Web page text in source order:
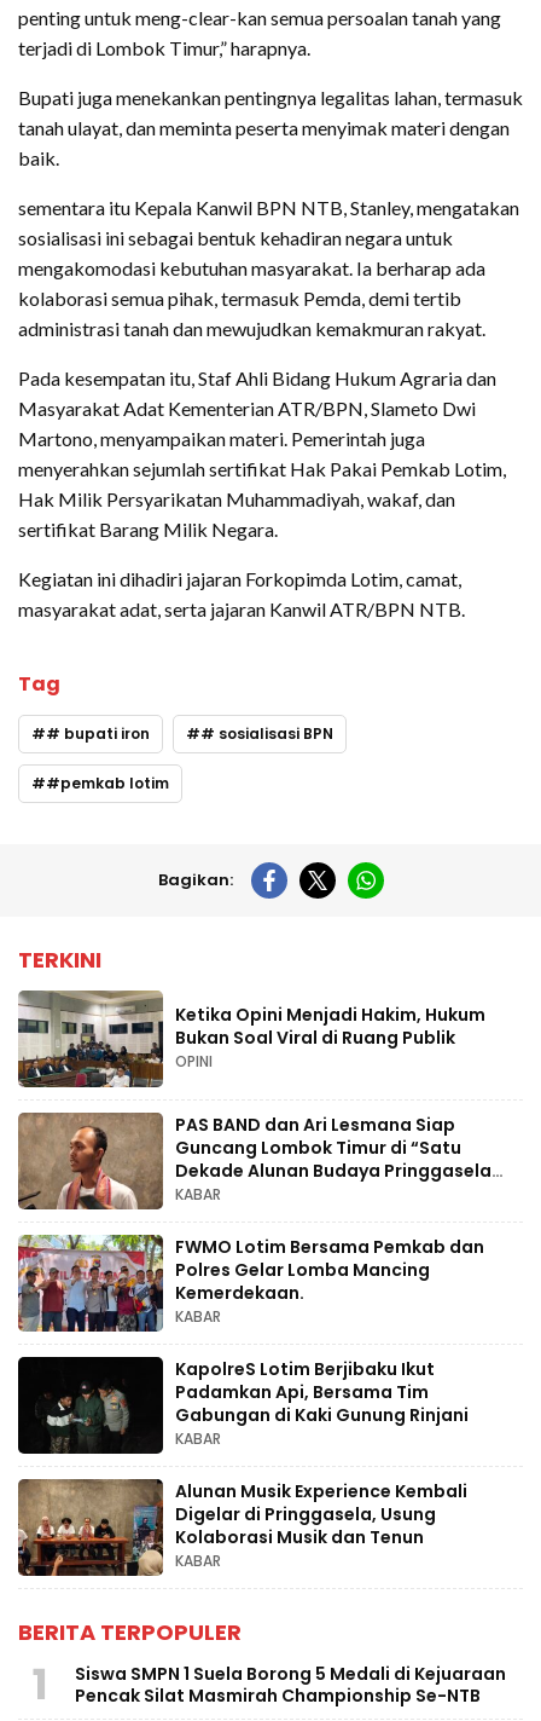
penting untuk meng-clear-kan semua persoalan tanah yang
terjadi di Lombok Timur,” harapnya.
Bupati juga menekankan pentingnya legalitas lahan, termasuk
tanah ulayat, dan meminta peserta menyimak materi dengan
baik.
sementara itu Kepala Kanwil BPN NTB, Stanley, mengatakan
sosialisasi ini sebagai bentuk kehadiran negara untuk
mengakomodasi kebutuhan masyarakat. Ia berharap ada
kolaborasi semua pihak, termasuk Pemda, demi tertib
administrasi tanah dan mewujudkan kemakmuran rakyat.
Pada kesempatan itu, Staf Ahli Bidang Hukum Agraria dan
Masyarakat Adat Kementerian ATR/BPN, Slameto Dwi
Martono, menyampaikan materi. Pemerintah juga
menyerahkan sejumlah sertifikat Hak Pakai Pemkab Lotim,
Hak Milik Persyarikatan Muhammadiyah, wakaf, dan
sertifikat Barang Milik Negara.
Kegiatan ini dihadiri jajaran Forkopimda Lotim, camat,
masyarakat adat, serta jajaran Kanwil ATR/BPN NTB.
Tag
# bupati iron # sosialisasi BPN
#pemkab lotim
Bagikan:
TERKINI
Ketika Opini Menjadi Hakim, Hukum
Bukan Soal Viral di Ruang Publik
OPINI
PAS BAND dan Ari Lesmana Siap
Guncang Lombok Timur di “Satu
Dekade Alunan Budaya Pringgasela
Raya
KABAR
FWMO Lotim Bersama Pemkab dan
Polres Gelar Lomba Mancing
Kemerdekaan.
KABAR
KapolreS Lotim Berjibaku Ikut
Padamkan Api, Bersama Tim
Gabungan di Kaki Gunung Rinjani
KABAR
Alunan Musik Experience Kembali
Digelar di Pringgasela, Usung
Kolaborasi Musik dan Tenun
KABAR
BERITA TERPOPULER
1
Siswa SMPN 1 Suela Borong 5 Medali di Kejuaraan
Pencak Silat Masmirah Championship Se-NTB